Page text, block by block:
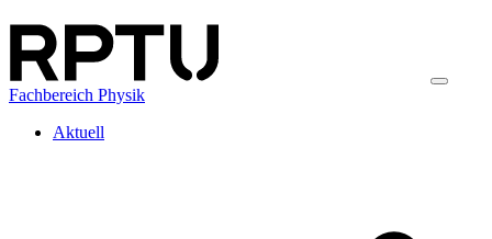
Fachbereich Physik
Aktuell